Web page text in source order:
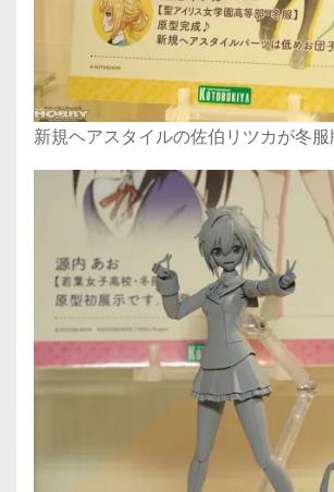
新規ヘアスタイルの佐伯リツカが冬服